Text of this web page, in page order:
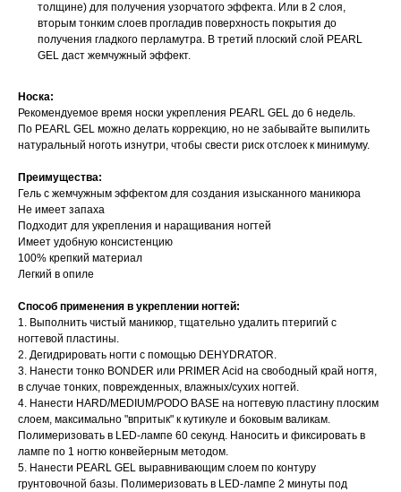
толщине) для получения узорчатого эффекта. Или в 2 слоя,
вторым тонким слоев прогладив поверхность покрытия до
получения гладкого перламутра. В третий плоский слой PEARL
GEL даст жемчужный эффект.
Носка:
Рекомендуемое время носки укрепления PEARL GEL до 6 недель.
По PEARL GEL можно делать коррекцию, но не забывайте выпилить
натуральный ноготь изнутри, чтобы свести риск отслоек к минимуму.
Преимущества:
Гель с жемчужным эффектом для создания изысканного маникюра
Не имеет запаха
Подходит для укрепления и наращивания ногтей
Имеет удобную консистенцию
100% крепкий материал
Легкий в опиле
Способ применения в укреплении ногтей:
1. Выполнить чистый маникюр, тщательно удалить птеригий с
ногтевой пластины.
2. Дегидрировать ногти с помощью DEHYDRATOR.
3. Нанести тонко BONDER или PRIMER Acid на свободный край ногтя,
в случае тонких, поврежденных, влажных/сухих ногтей.
4. Нанести HARD/MEDIUM/PODO BASE на ногтевую пластину плоским
слоем, максимально "впритык" к кутикуле и боковым валикам.
Полимеризовать в LED-лампе 60 секунд. Наносить и фиксировать в
лампе по 1 ногтю конвейерным методом.
5. Нанести PEARL GEL выравнивающим слоем по контуру
грунтовочной базы. Полимеризовать в LED-лампе 2 минуты под